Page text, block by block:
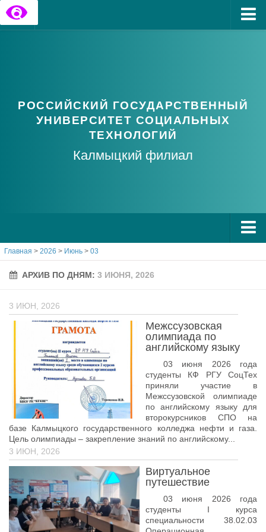
Часто задаваемые вопросы
РОССИЙСКИЙ ГОСУДАРСТВЕННЫЙ
УНИВЕРСИТЕТ СОЦИАЛЬНЫХ
ТЕХНОЛОГИЙ
Калмыцкий филиал
О РГУ СоцТех
Учёный совет
История университета
Контакты РГУ СоцТех
Сведения об образовательной организации
Абитуриенту
Рейтинговые списки
Рекомендованные к зачислению
Приказы о зачислении
Студенту
Личный кабинет
Расписание учебных занятий студентов на 2-ое
полугодие
Коллективные творческие дела
Главная > 2026 > Июнь > 03
АРХИВ ПО ДНЯМ: 3 ИЮНЯ, 2026
3 ИЮН, 2026
Межссузовская
олимпиада по
английскому языку
03 июня 2026 года
студенты КФ РГУ СоцТех
приняли участие в
Межссузовской олимпиаде
по английскому языку для
второкурсников СПО на
базе Калмыцкого государственного колледжа нефти и газа.
Цель олимпиады – закрепление знаний по английскому...
3 ИЮН, 2026
Виртуальное
путешествие
03 июня 2026 года
студенты I курса
специальности 38.02.03